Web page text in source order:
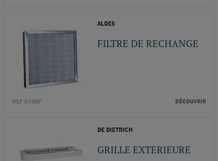
ALDES
FILTRE DE RECHANGE
REF 0746P DÉCOUVRIR
DE DIETRICH
GRILLE EXTERIEURE